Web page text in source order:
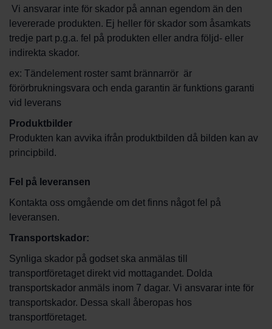
Vi ansvarar inte för skador på annan egendom än den
levererade produkten. Ej heller för skador som åsamkats
tredje part p.g.a. fel på produkten eller andra följd- eller
indirekta skador.
ex: Tändelement roster samt brännarrör är
förörbrukningsvara och enda garantin är funktions garanti
vid leverans
Produktbilder
Produkten kan avvika ifrån produktbilden då bilden kan av
principbild.
Fel på leveransen
Kontakta oss omgående om det finns något fel på
leveransen.
Transportskador:
Synliga skador på godset ska anmälas till
transportföretaget direkt vid mottagandet. Dolda
transportskador anmäls inom 7 dagar. Vi ansvarar inte för
transportskador. Dessa skall åberopas hos
transportföretaget.